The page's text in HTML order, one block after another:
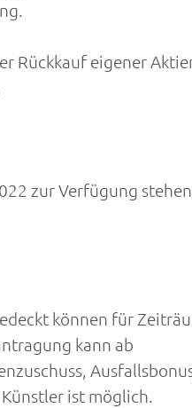
Rückkauf eigener
zur Verfügung
können für
kann ab
ist möglich.